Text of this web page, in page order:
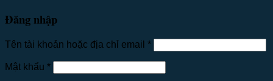
Đăng nhập
Tên tài khoản hoặc địa chỉ email *
Mật khẩu *